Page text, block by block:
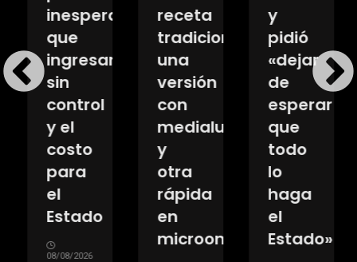
inesperados
que
ingresan
sin
control
y el
costo
para
el
Estado
08/08/2026
receta
tradicional,
una
versión
con
medialunas
y
otra
rápida
en
microondas
y
pidió
«dejar
de
esperar
que
todo
lo
haga
el
Estado»